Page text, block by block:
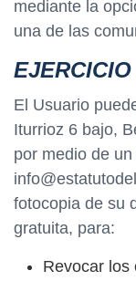
mediante la
una de las
El Usuario
Iturrioz 6 bajo,
por medio de
fotocopia de su
gratuita, para:
Revocar los